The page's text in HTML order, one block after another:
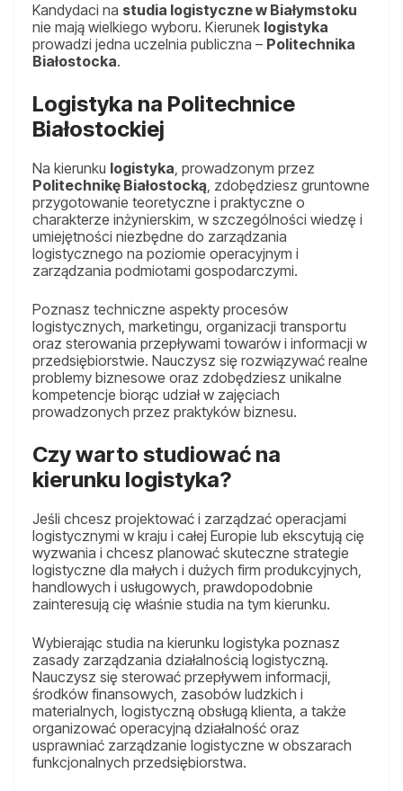
Kandydaci na studia logistyczne w Białymstoku
nie mają wielkiego wyboru. Kierunek logistyka
prowadzi jedna uczelnia publiczna – Politechnika
Białostocka.
Logistyka na Politechnice
Białostockiej
Na kierunku logistyka, prowadzonym przez
Politechnikę Białostocką, zdobędziesz gruntowne
przygotowanie teoretyczne i praktyczne o
charakterze inżynierskim, w szczególności wiedzę i
umiejętności niezbędne do zarządzania
logistycznego na poziomie operacyjnym i
zarządzania podmiotami gospodarczymi.
Poznasz techniczne aspekty procesów
logistycznych, marketingu, organizacji transportu
oraz sterowania przepływami towarów i informacji w
przedsiębiorstwie. Nauczysz się rozwiązywać realne
problemy biznesowe oraz zdobędziesz unikalne
kompetencje biorąc udział w zajęciach
prowadzonych przez praktyków biznesu.
Czy warto studiować na
kierunku logistyka?
Jeśli chcesz projektować i zarządzać operacjami
logistycznymi w kraju i całej Europie lub ekscytują cię
wyzwania i chcesz planować skuteczne strategie
logistyczne dla małych i dużych firm produkcyjnych,
handlowych i usługowych, prawdopodobnie
zainteresują cię właśnie studia na tym kierunku.
Wybierając studia na kierunku logistyka poznasz
zasady zarządzania działalnością logistyczną.
Nauczysz się sterować przepływem informacji,
środków finansowych, zasobów ludzkich i
materialnych, logistyczną obsługą klienta, a także
organizować operacyjną działalność oraz
usprawniać zarządzanie logistyczne w obszarach
funkcjonalnych przedsiębiorstwa.